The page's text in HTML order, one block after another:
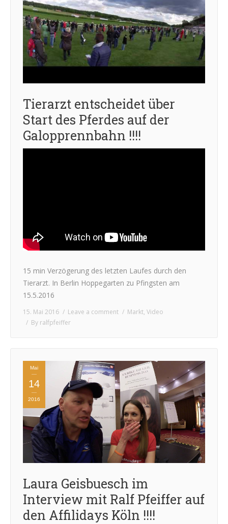
Tierarzt entscheidet über
Start des Pferdes auf der
Galopprennbahn !!!!
15 min Verzögerung des letzten Laufes durch den
Tierarzt. In Berlin Hoppegarten zu Pfingsten am
15.5.2016
15. Mai 2016 Leave a comment Markt, Video
By ralfpfeiffer
Mai
14
2016
Laura Geisbuesch im
Interview mit Ralf Pfeiffer auf
den Affilidays Köln !!!!